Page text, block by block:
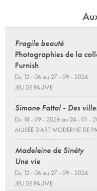
Fragile beauté
Photographies de la
Furnish
Du 12 - 06 au 27 - 09 - 2026
JEU DE PAUME
Simone Fattal - Des
Du 18 - 09 - 2026 au 24 - 01 -
MUSÉE D’ART MODERNE DE
Madeleine de Sinéty
Une vie
Du 12 - 06 au 27 - 09 - 2026
JEU DE PAUME